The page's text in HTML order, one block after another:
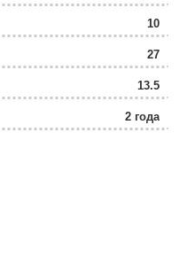
10
27
13.5
2 года